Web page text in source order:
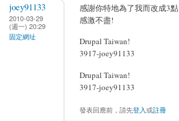
joey91133
2010-03-29
(週一) 20:29
固定網址
感謝你特地為了我而改成3點
感激不盡!
Drupal Taiwan!
3917-joey91133
Drupal Taiwan!
3917-joey91133
發表回應前，請先登入或註冊